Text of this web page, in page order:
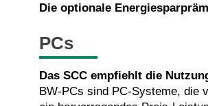
Die optionale
PCs
Das SCC empfiehlt die
BW-PCs sind PC-Systeme, die